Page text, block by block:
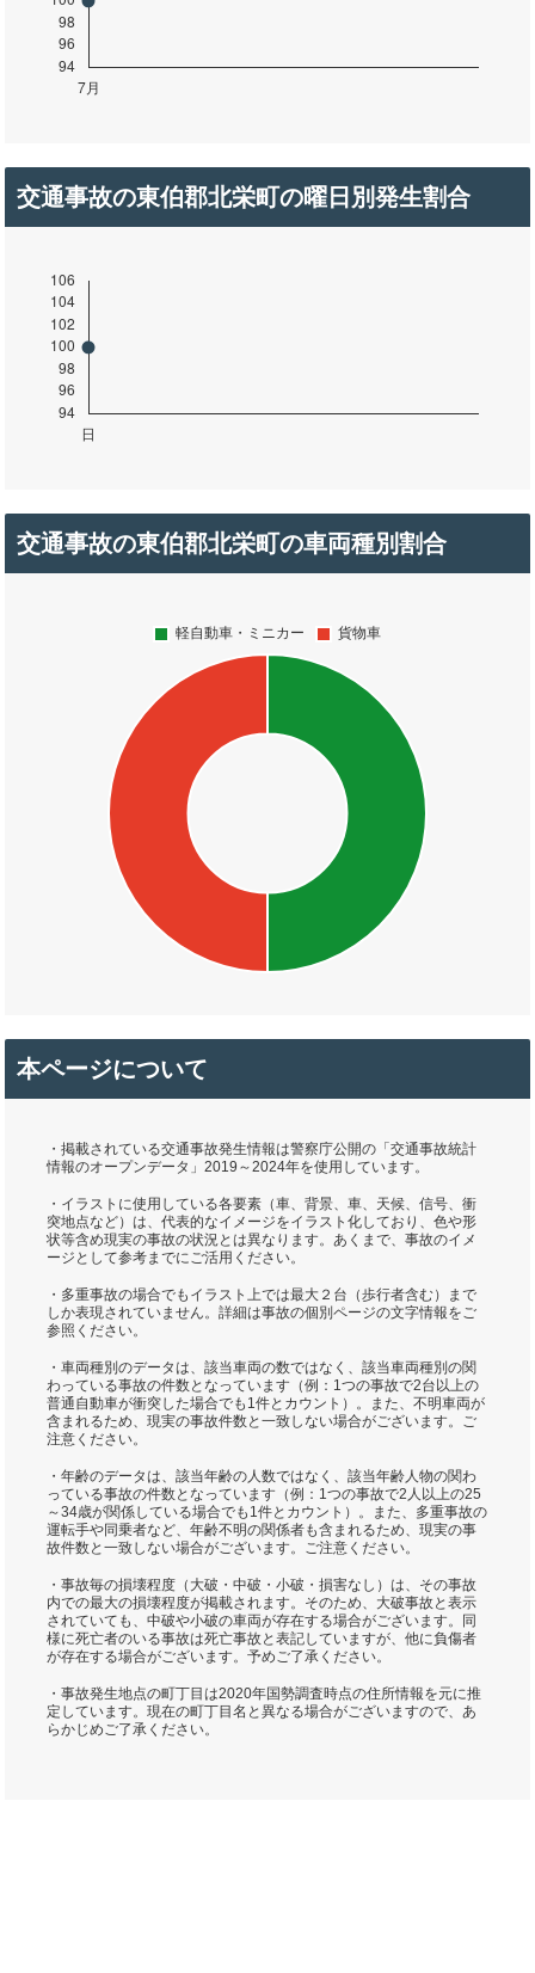
交通事故の東伯郡北栄町の曜日別発生割合
交通事故の東伯郡北栄町の車両種別割合
本ページについて
・掲載されている交通事故発生情報は警察庁公開の「交通事故統計
情報のオープンデータ」2019～2024年を使用しています。
・イラストに使用している各要素（車、背景、車、天候、信号、衝
突地点など）は、代表的なイメージをイラスト化しており、色や形
状等含め現実の事故の状況とは異なります。あくまで、事故のイメ
ージとして参考までにご活用ください。
・多重事故の場合でもイラスト上では最大２台（歩行者含む）まで
しか表現されていません。詳細は事故の個別ページの文字情報をご
参照ください。
・車両種別のデータは、該当車両の数ではなく、該当車両種別の関
わっている事故の件数となっています（例：1つの事故で2台以上の
普通自動車が衝突した場合でも1件とカウント）。また、不明車両が
含まれるため、現実の事故件数と一致しない場合がございます。ご
注意ください。
・年齢のデータは、該当年齢の人数ではなく、該当年齢人物の関わ
っている事故の件数となっています（例：1つの事故で2人以上の25
～34歳が関係している場合でも1件とカウント）。また、多重事故の
運転手や同乗者など、年齢不明の関係者も含まれるため、現実の事
故件数と一致しない場合がございます。ご注意ください。
・事故毎の損壊程度（大破・中破・小破・損害なし）は、その事故
内での最大の損壊程度が掲載されます。そのため、大破事故と表示
されていても、中破や小破の車両が存在する場合がございます。同
様に死亡者のいる事故は死亡事故と表記していますが、他に負傷者
が存在する場合がございます。予めご了承ください。
・事故発生地点の町丁目は2020年国勢調査時点の住所情報を元に推
定しています。現在の町丁目名と異なる場合がございますので、あ
らかじめご了承ください。